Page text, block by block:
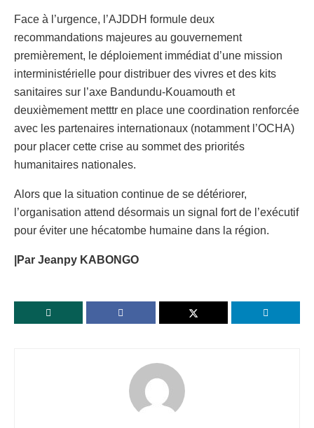
Face à l’urgence, l’AJDDH formule deux
recommandations majeures au gouvernement
premièrement, le déploiement immédiat d’une mission
interministérielle pour distribuer des vivres et des kits
sanitaires sur l’axe Bandundu-Kouamouth et
deuxièmement metttr en place une coordination renforcée
avec les partenaires internationaux (notamment l’OCHA)
pour placer cette crise au sommet des priorités
humanitaires nationales.
Alors que la situation continue de se détériorer,
l’organisation attend désormais un signal fort de l’exécutif
pour éviter une hécatombe humaine dans la région.
|Par Jeanpy KABONGO